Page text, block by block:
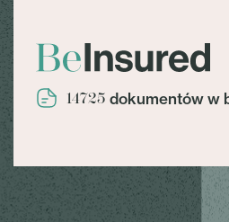
14725 dokumentów w